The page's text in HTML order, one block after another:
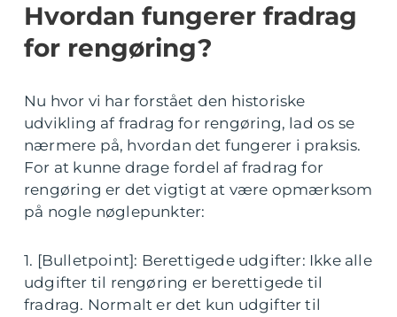
Hvordan fungerer fradrag
for rengøring?
Nu hvor vi har forstået den historiske
udvikling af fradrag for rengøring, lad os se
nærmere på, hvordan det fungerer i praksis.
For at kunne drage fordel af fradrag for
rengøring er det vigtigt at være opmærksom
på nogle nøglepunkter:
1. [Bulletpoint]: Berettigede udgifter: Ikke alle
udgifter til rengøring er berettigede til
fradrag. Normalt er det kun udgifter til